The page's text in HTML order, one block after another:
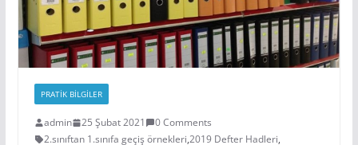
PRATIK BILGILER
admin 25 Şubat 2021
0 Comments
2.sınıftan 1.sınıfa geçiş örnekleri,2019 Defter Hadleri,